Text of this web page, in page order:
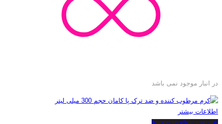
در انبار موجود نمی باشد
اطلاعات بیشتر